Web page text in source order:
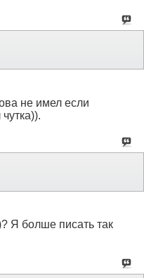
не имел если
Я болше писать так